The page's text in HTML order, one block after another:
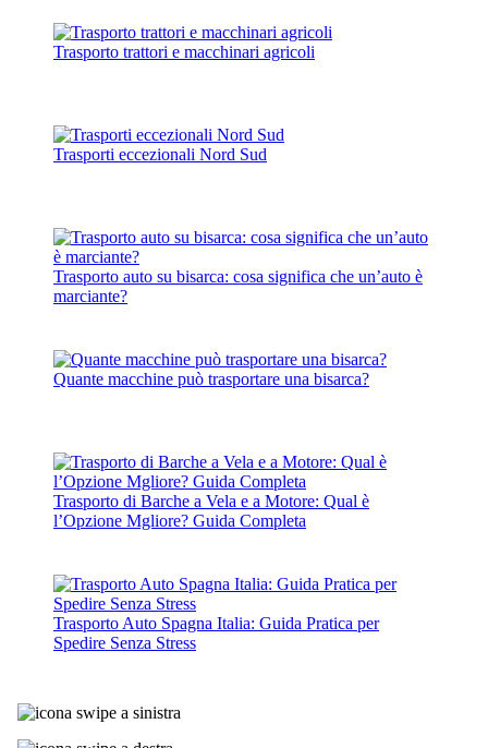
Trasporto trattori e macchinari agricoli
Trasporti eccezionali Nord Sud
Trasporto auto su bisarca: cosa significa che un’auto è
marciante?
Quante macchine può trasportare una bisarca?
Trasporto di Barche a Vela e a Motore: Qual è
l’Opzione Mgliore? Guida Completa
Trasporto Auto Spagna Italia: Guida Pratica per
Spedire Senza Stress